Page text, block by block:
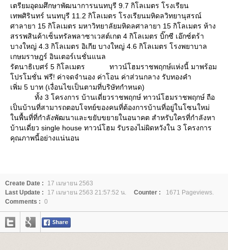
เตรียมอุดมศึกษาพัฒนาการนนทบุรี 9.7 กิโลเมตร โรงเรียน
เทพศิรินทร์ นนทบุรี 11.2 กิโลเมตร โรงเรียนมหิดลวิทยานุสรณ์
ศาลายา 15 กิโลเมตร มหาวิทยาลัยมหิดลศาลายา 15 กิโลเมตร ห้าง
สรรพสินค้าเซ็นทรัลพลาซาเวสต์เกต 4 กิโลเมตร บิ๊กซี เอ๊กซ์ตร้า
บางใหญ่ 4.3 กิโลเมตร อิเกีย บางใหญ่ 4.6 กิโลเมตร โรงพยาบาล
เกษมราษฎร์ อินเตอร์เนชั่นแนล
รัตนาธิเบศร์ 5 กิโลเมตร ทาวน์โฮมราชพฤกษ์แห่งนี้ มาพร้อม
ปรโมชั่น ฟรี! ค่าจดจำนอง ค่าโอน ค่าส่วนกลาง รับทองคำ
เพิ่ม 5 บาท (เงื่อนไขเป็นตามที่บริษัทกำหนด)
ทั้ง 3 โครงการ บ้านเดี่ยวราชพฤกษ์ ทาวน์โฮมราชพฤกษ์ ถือ
เป็นบ้านที่สามารถตอบโจทย์ของคนที่ต้องการบ้านที่อยู่ในโซนใหม่
นพื้นที่ที่กำลังพัฒนาและขยับขยายในอนาคต สำหรับใครที่กำลังหา
บ้านเดี่ยว single house ทาวน์โฮม รับรองไม่ผิดหวังใน 3 โครงการ
คุณภาพนี้อย่างแน่นอน
Create Date :
17 เมษายน 2563
Last Update :
17 เมษายน 2563 21:57:52 น. Counter :
1671 Pageviews.
Comments : 0